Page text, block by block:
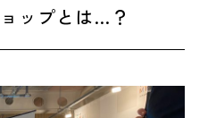
ップとは…？